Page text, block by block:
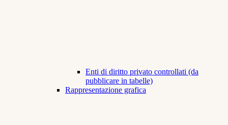
Enti di diritto privato controllati (da
pubblicare in tabelle)
Rappresentazione grafica